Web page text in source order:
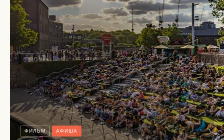
ФИЛЬМ АФИША